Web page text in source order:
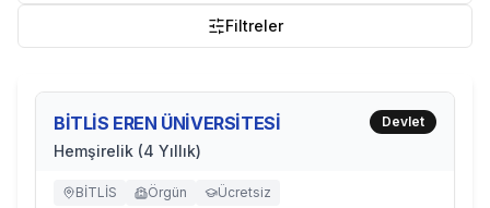
Filtreler
BİTLİS EREN ÜNİVERSİTESİ
Hemşirelik (4 Yıllık)
Devlet
BİTLİS Örgün Ücretsiz